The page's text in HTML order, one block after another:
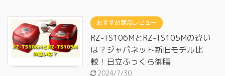
おすすめ商品レビュー
RZ-TS106MとRZ-TS105Mの違い
は？ジャパネット新旧モデル比
較！日立ふっくら御膳
2024/7/30